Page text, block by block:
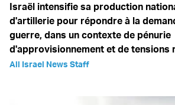
Israël intensifie sa production
d'artillerie pour répondre à la
guerre, dans un contexte de pénurie
d'approvisionnement et de tensions
All Israel News Staff